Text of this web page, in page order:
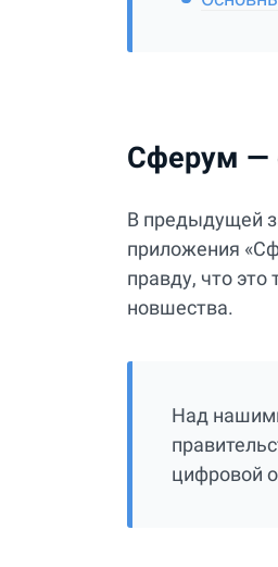
Сферум —
В предыдущей
приложения
правду, что это
новшества.
Над
цифровой